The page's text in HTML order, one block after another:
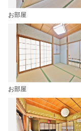
お部屋
お部屋